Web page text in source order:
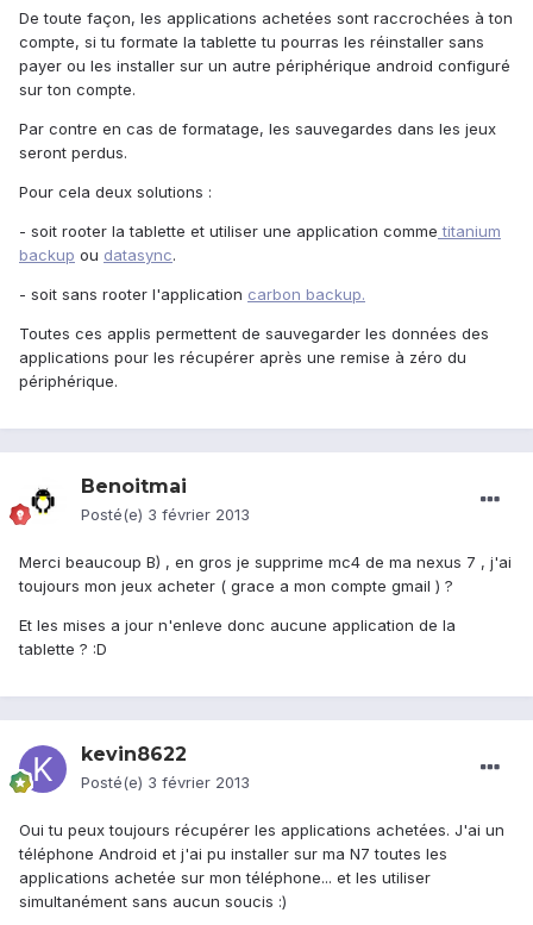
De toute façon, les applications achetées sont raccrochées à ton
compte, si tu formate la tablette tu pourras les réinstaller sans
payer ou les installer sur un autre périphérique android configuré
sur ton compte.
Par contre en cas de formatage, les sauvegardes dans les jeux
seront perdus.
Pour cela deux solutions :
- soit rooter la tablette et utiliser une application comme titanium
backup ou datasync.
- soit sans rooter l'application carbon backup.
Toutes ces applis permettent de sauvegarder les données des
applications pour les récupérer après une remise à zéro du
périphérique.
Benoitmai
Posté(e) 3 février 2013
Merci beaucoup B) , en gros je supprime mc4 de ma nexus 7 , j'ai
toujours mon jeux acheter ( grace a mon compte gmail ) ?
Et les mises a jour n'enleve donc aucune application de la
tablette ? :D
kevin8622
Posté(e) 3 février 2013
Oui tu peux toujours récupérer les applications achetées. J'ai un
téléphone Android et j'ai pu installer sur ma N7 toutes les
applications achetée sur mon téléphone... et les utiliser
simultanément sans aucun soucis :)